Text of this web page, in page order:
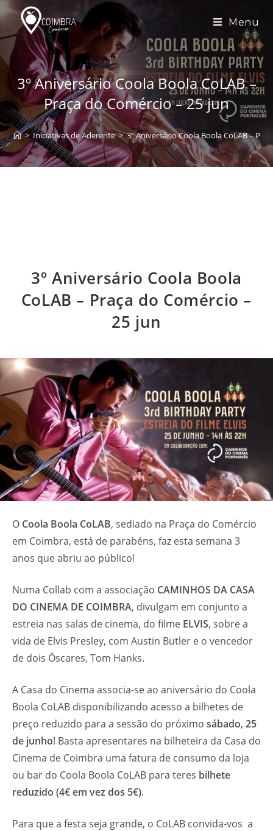
Skip
to
content
Menu
3º Aniversário Coola Boola CoLAB –
Praça do Comércio – 25 jun
> Iniciativas de Aderente > 3º Aniversário Coola Boola CoLAB –
3º Aniversário Coola Boola
CoLAB – Praça do Comércio –
25 jun
O Coola Boola CoLAB, sediado na Praça do Comércio
em Coimbra, está de parabéns, faz esta semana 3
anos que abriu ao público!
Numa Collab com a associação CAMINHOS DA CASA
DO CINEMA DE COIMBRA, divulgam em conjunto a
estreia nas salas de cinema, do filme ELVIS, sobre a
vida de Elvis Presley, com Austin Butler e o vencedor
de dois Óscares, Tom Hanks.
A Casa do Cinema associa-se ao aniversário do Coola
Boola CoLAB disponibilizando acesso a bilhetes de
preço reduzido para a sessão do próximo sábado, 25
de junho! Basta apresentares na bilheteira da Casa do
Cinema de Coimbra uma fatura de consumo da loja
ou bar do Coola Boola CoLAB para teres bilhete
reduzido (4€ em vez dos 5€).
Para que a festa seja grande, o CoLAB convida-vos a